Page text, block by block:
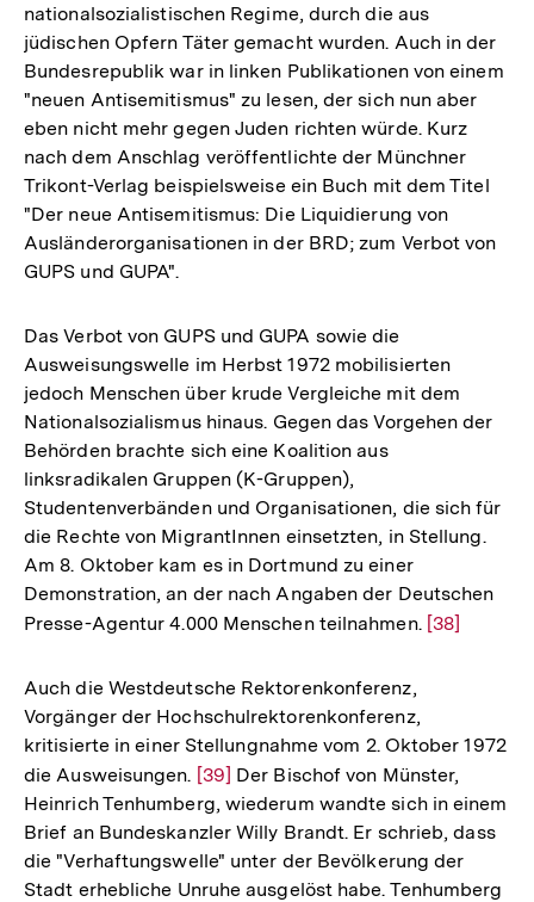
nationalsozialistischen Regime, durch die aus
jüdischen Opfern Täter gemacht wurden. Auch in der
Bundesrepublik war in linken Publikationen von einem
"neuen Antisemitismus" zu lesen, der sich nun aber
eben nicht mehr gegen Juden richten würde. Kurz
nach dem Anschlag veröffentlichte der Münchner
Trikont-Verlag beispielsweise ein Buch mit dem Titel
"Der neue Antisemitismus: Die Liquidierung von
Ausländerorganisationen in der BRD; zum Verbot von
GUPS und GUPA".
Das Verbot von GUPS und GUPA sowie die
Ausweisungswelle im Herbst 1972 mobilisierten
jedoch Menschen über krude Vergleiche mit dem
Nationalsozialismus hinaus. Gegen das Vorgehen der
Behörden brachte sich eine Koalition aus
linksradikalen Gruppen (K-Gruppen),
Studentenverbänden und Organisationen, die sich für
die Rechte von MigrantInnen einsetzten, in Stellung.
Am 8. Oktober kam es in Dortmund zu einer
Demonstration, an der nach Angaben der Deutschen
Presse-Agentur 4.000 Menschen teilnahmen. Zur
[38]
Auch die Westdeutsche Rektorenkonferenz,
Vorgänger der Hochschulrektorenkonferenz,
kritisierte in einer Stellungnahme vom 2. Oktober 1972
die Ausweisungen. Zur
Auflösung
der
Fußnote
[39] Der Bischof von Münster,
Heinrich Tenhumberg, wiederum wandte sich in einem
Brief an Bundeskanzler Willy Brandt. Er schrieb, dass
die "Verhaftungswelle" unter der Bevölkerung der
Stadt erhebliche Unruhe ausgelöst habe. Tenhumberg